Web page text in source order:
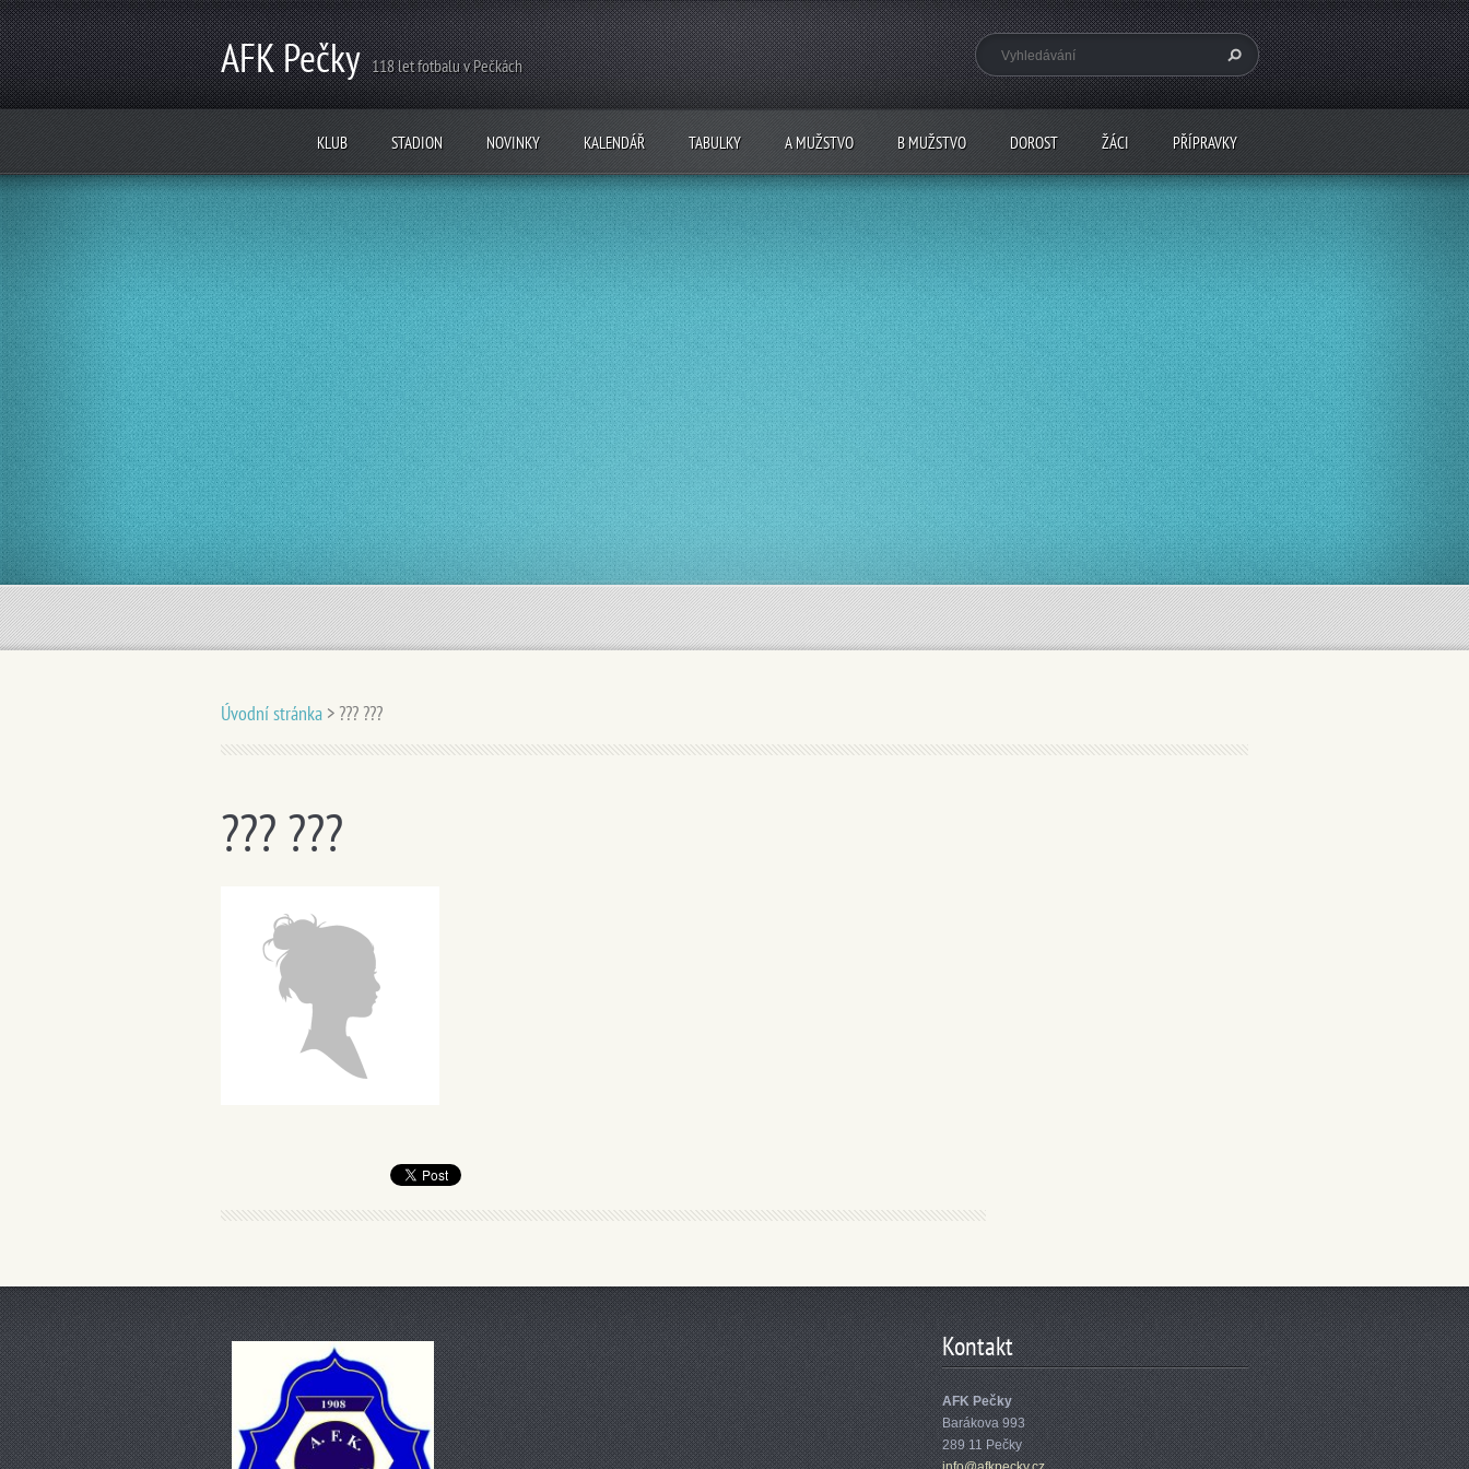
AFK Pečky 118 let fotbalu v Pečkách
KLUB STADION NOVINKY KALENDÁŘ TABULKY A MUŽSTVO B MUŽSTVO DOROST ŽÁCI PŘÍPRAVKY
Úvodní stránka > ??? ???
??? ???
Kontakt
AFK Pečky
Barákova 993
289 11 Pečky